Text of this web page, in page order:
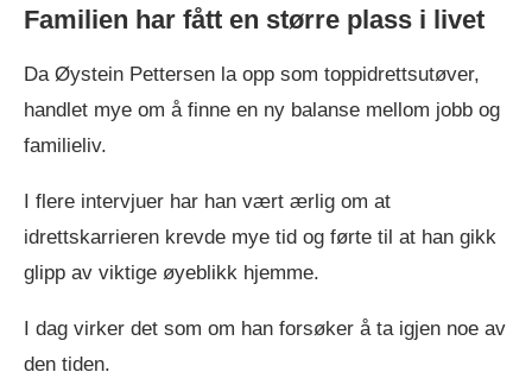
Familien har fått en større plass i livet
Da Øystein Pettersen la opp som toppidrettsutøver,
handlet mye om å finne en ny balanse mellom jobb og
familieliv.
I flere intervjuer har han vært ærlig om at
idrettskarrieren krevde mye tid og førte til at han gikk
glipp av viktige øyeblikk hjemme.
I dag virker det som om han forsøker å ta igjen noe av
den tiden.